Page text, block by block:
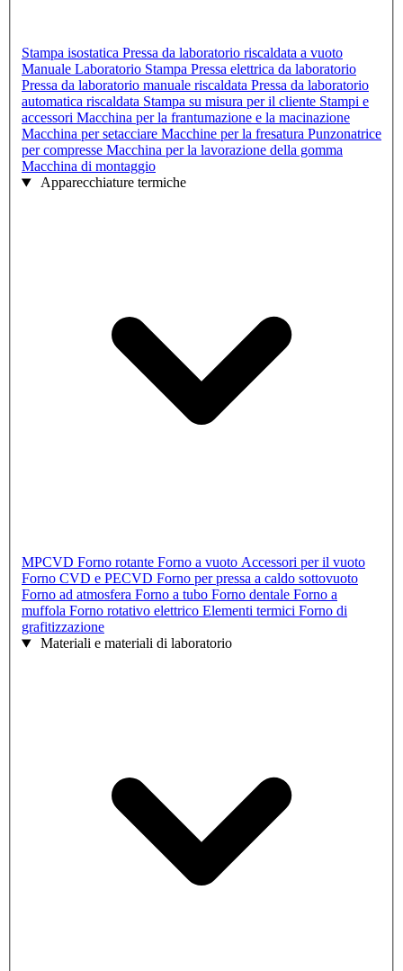
Stampa isostatica Pressa da laboratorio riscaldata a vuoto
Manuale Laboratorio Stampa Pressa elettrica da laboratorio
Pressa da laboratorio manuale riscaldata Pressa da laboratorio
automatica riscaldata Stampa su misura per il cliente Stampi e
accessori Macchina per la frantumazione e la macinazione
Macchina per setacciare Macchine per la fresatura Punzonatrice
per compresse Macchina per la lavorazione della gomma
Macchina di montaggio
Apparecchiature termiche
MPCVD Forno rotante Forno a vuoto Accessori per il vuoto
Forno CVD e PECVD Forno per pressa a caldo sottovuoto
Forno ad atmosfera Forno a tubo Forno dentale Forno a
muffola Forno rotativo elettrico Elementi termici Forno di
grafitizzazione
Materiali e materiali di laboratorio